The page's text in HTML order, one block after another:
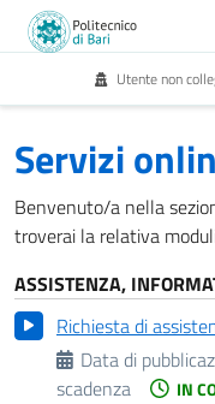
Utente non
Servizi
Benvenuto/a nella
troverai la relativa
ASSISTENZA,
Richiesta di
Data di
scadenza
IN